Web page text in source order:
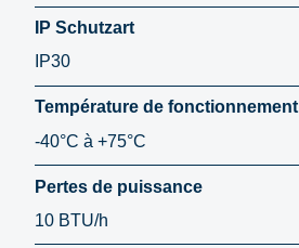
IP Schutzart
IP30
Température de fonctionnement
-40°C à +75°C
Pertes de puissance
10 BTU/h